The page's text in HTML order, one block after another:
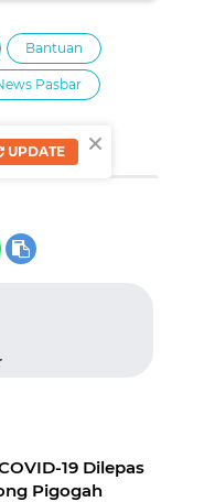
Bantuan
Pasbar
19 Dilepas
Pigogah
×
UPDATE